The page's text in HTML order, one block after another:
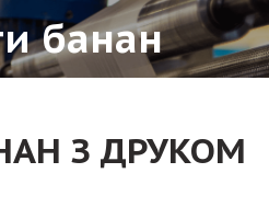
банан
З ДРУКОМ